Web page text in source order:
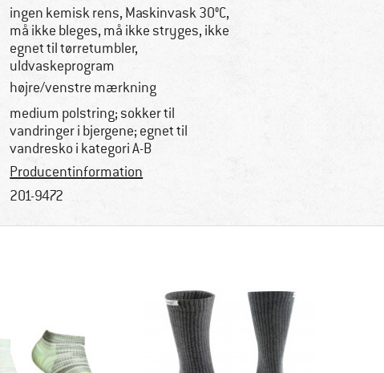
ingen kemisk rens, Maskinvask 30°C,
må ikke bleges, må ikke stryges, ikke
egnet til tørretumbler,
uldvaskeprogram
højre/venstre mærkning
medium polstring; sokker til
vandringer i bjergene; egnet til
vandresko i kategori A-B
Producentinformation
201-9472